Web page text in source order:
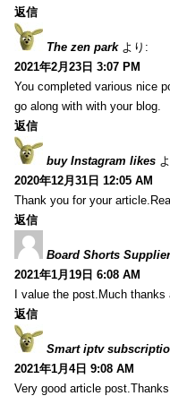
返信
The zen park より:
2021年2月23日 3:07 PM
You completed various nice
go along with with your blog.
返信
buy Instagram likes
2020年12月31日 12:05 AM
Thank you for your
返信
Board Shorts
2021年1月19日 6:08 AM
I value the post.Much thanks
返信
Smart iptv
2021年1月4日 9:08 AM
Very good article post.Thanks